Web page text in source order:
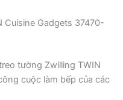
Cuisine Gadgets 37470-
tường Zwilling TWIN
cuộc làm bếp của các